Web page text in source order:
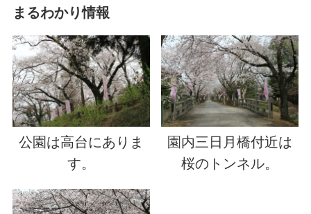
まるわかり情報
公園は高台にありま
す。
園内三日月橋付近は
桜のトンネル。